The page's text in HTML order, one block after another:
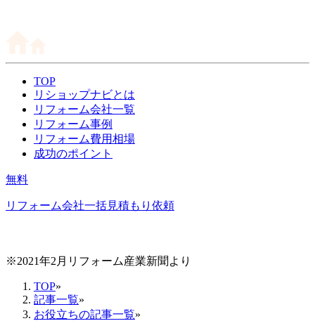
TOP
リショップナビとは
リフォーム会社一覧
リフォーム事例
リフォーム費用相場
成功のポイント
無料
リフォーム会社一括見積もり依頼
※2021年2月リフォーム産業新聞より
TOP»
記事一覧»
お役立ちの記事一覧»